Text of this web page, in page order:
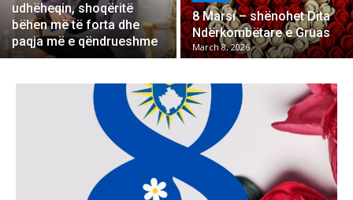
udhëheqin, shoqëritë
bëhen më të forta dhe
paqja më e qëndrueshme
8 Marsi – shënohet Dita
Ndërkombëtare e Gruas
March 8, 2026